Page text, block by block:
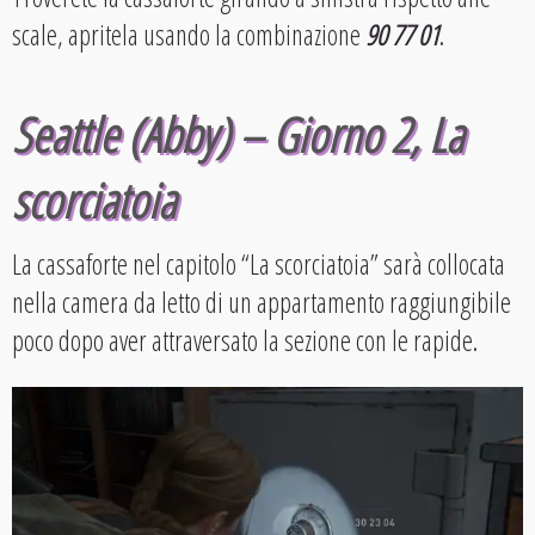
scale, apritela usando la combinazione90 77 01.
Seattle (Abby) – Giorno 2, La
scorciatoia
La cassaforte nel capitolo “La scorciatoia” sarà collocata
nella camera da letto di un appartamento raggiungibile
poco dopo aver attraversato la sezione con le rapide.